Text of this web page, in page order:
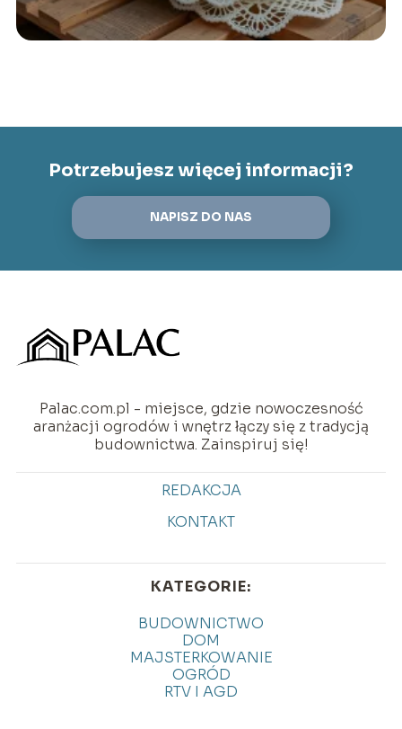
Potrzebujesz więcej informacji?
NAPISZ DO NAS
Palac.com.pl - miejsce, gdzie nowoczesność
aranżacji ogrodów i wnętrz łączy się z tradycją
budownictwa. Zainspiruj się!
REDAKCJA
KONTAKT
KATEGORIE:
BUDOWNICTWO
DOM
MAJSTERKOWANIE
OGRÓD
RTV I AGD